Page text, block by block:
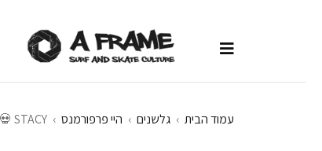
עמוד הבית › גלשנים › היי פרפורמנס ›
STACY 💀